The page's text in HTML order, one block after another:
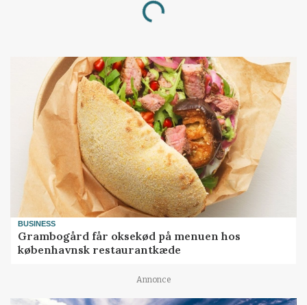
Loading...
BUSINESS
Grambogård får oksekød på menuen hos
københavnsk restaurantkæde
Annonce